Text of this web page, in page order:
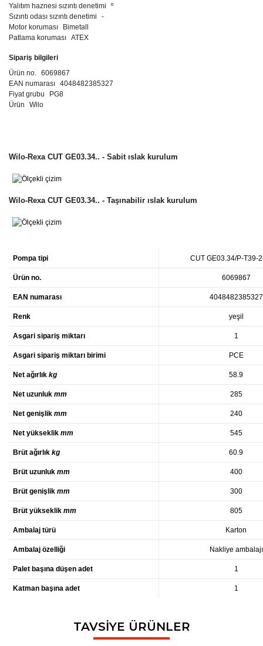
Yalıtım haznesi sızıntı denetimi
º
Sızıntı odası sızıntı denetimi
-
Motor koruması
Bimetall
Patlama koruması ATEX
Sipariş bilgileri
Ürün no. 6069867
EAN numarası 4048482385327
Fiyat grubu
PG8
Ürün
Wilo
Wilo-Rexa CUT GE03.34.. - Sabit ıslak kurulum
Wilo-Rexa CUT GE03.34.. - Taşınabilir ıslak kurulum
Pompa tipi CUT GE03.34/P-T39-
Ürün no. 6069867
EAN numarası 4048482385327
Renk yeşil
Asgari sipariş miktarı 1
Asgari sipariş miktarı birimi PCE
Net ağırlık kg 58.9
Net uzunluk mm 285
Net genişlik mm 240
Net yükseklik mm 545
Brüt ağırlık kg 60.9
Brüt uzunluk mm 400
Brüt genişlik mm 300
Brüt yükseklik mm 805
Ambalaj türü Karton
Ambalaj özelliği Nakliye ambalajı
Palet başına düşen adet 1
Katman başına adet 1
Bu ürüne ilk yorumu siz yapın!
Ürün hakkında henüz soru sorulmamış.
Bu ürünün fiyat bilgisi, resim, ürün açıklamalarında ve diğer
konularda yetersiz gördüğünüz noktaları öneri formunu
TAVSİYE ÜRÜNLER